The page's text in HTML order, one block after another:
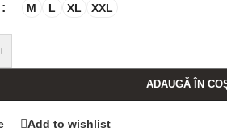
M L XL XXL
ADAUGĂ ÎN
Add to wishlist